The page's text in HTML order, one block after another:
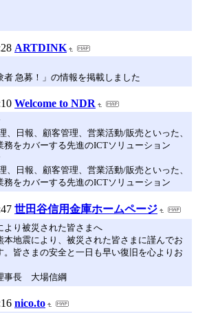
ARTDINK
者 急募！」の情報を掲載しました
Welcome to NDR
、日報、顧客管理、営業活動/販売といった、
務をカバーする先進のICTソリューション
、日報、顧客管理、営業活動/販売といった、
務をカバーする先進のICTソリューション
世田谷信用金庫ホームページ
より被災された皆さまへ
本地震により、被災された皆さまに謹んでお
。皆さまの安全と一日も早い復旧を心よりお
事長 大場信綱
nico.to